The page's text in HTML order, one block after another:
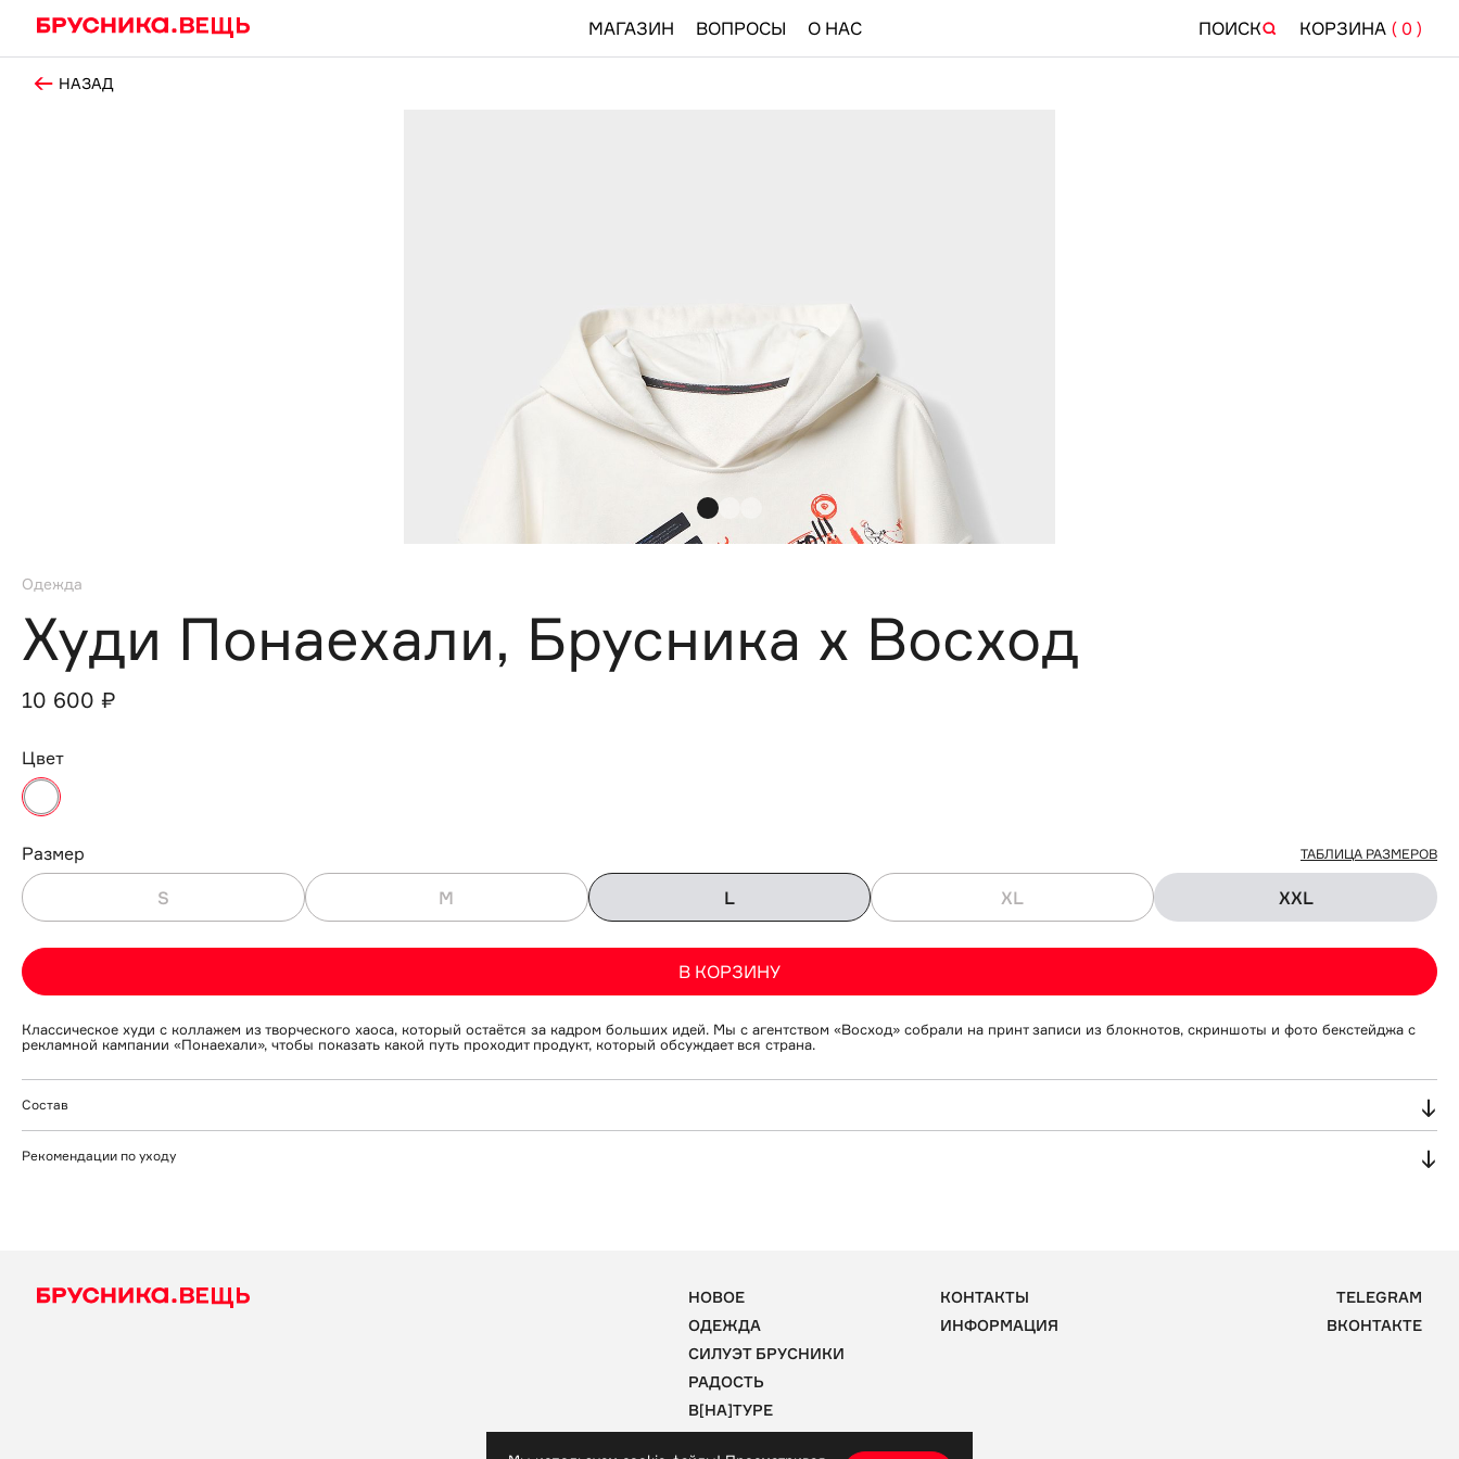
МАГАЗИН ВОПРОСЫ О НАС ПОИСК КОРЗИНА ( 0 )
НАЗАД
Одежда
Худи Понаехали, Брусника х Восход
10 600 ₽
Цвет
Размер ТАБЛИЦА РАЗМЕРОВ
S M L XL XXL
В КОРЗИНУ
Классическое худи с коллажем из творческого хаоса, который остаётся за кадром больших идей. Мы с агентством «Восход» собрали на принт записи из блокнотов, скриншоты и фото бекстейджа с
рекламной кампании «Понаехали», чтобы показать какой путь проходит продукт, который обсуждает вся страна.
Состав
Рекомендации по уходу
- Категорически запрещен прямой контакт логотипа или принта с горячими поверхностями, глажка возможна с изнаночной стороны изделия или же через защитный слой.
- Изделие необходимо хранить на вешалке.
НОВОЕ
ОДЕЖДА
СИЛУЭТ БРУСНИКИ
РАДОСТЬ
В[НА]ТУРЕ
АКСЕССУАРЫ
КОНТАКТЫ
ИНФОРМАЦИЯ
TELEGRAM
ВКОНТАКТЕ